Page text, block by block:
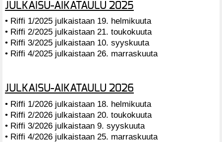
JULKAISU-AIKATAULU 2025
• Riffi 1/2025 julkaistaan 19. helmikuuta
• Riffi 2/2025 julkaistaan 21. toukokuuta
• Riffi 3/2025 julkaistaan 10. syyskuuta
• Riffi 4/2025 julkaistaan 26. marraskuuta
JULKAISU-AIKATAULU 2026
• Riffi 1/2026 julkaistaan 18. helmikuuta
• Riffi 2/2026 julkaistaan 20. toukokuuta
• Riffi 3/2026 julkaistaan 9. syyskuuta
• Riffi 4/2026 julkaistaan 25. marraskuuta